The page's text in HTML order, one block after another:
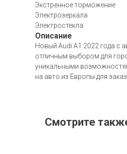
Экстренное торможение
Электрозеркала
Электростекла
Описание
Новый Audi A1 2022 года с
отличным выбором для
уникальными
на авто из Европы для
Смотрите